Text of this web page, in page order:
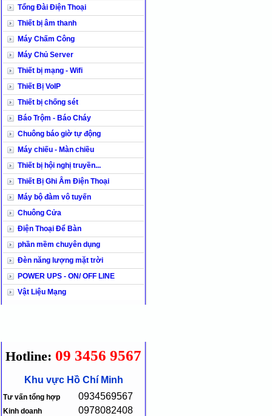
Tổng Đài Điện Thoại
Thiết bị âm thanh
Máy Chấm Công
Máy Chủ Server
Thiết bị mạng - Wifi
Thiết Bị VoIP
Thiết bị chống sét
Báo Trộm - Báo Cháy
Chuông báo giờ tự động
Máy chiếu - Màn chiều
Thiết bị hội nghị truyền...
Thiết Bị Ghi Âm Điện Thoại
Máy bộ đàm vô tuyến
Chuông Cửa
Điện Thoại Để Bàn
phần mềm chuyên dụng
Đèn năng lượng mặt trời
POWER UPS - ON/ OFF LINE
Vật Liệu Mạng
Hotline: 09 3456 9567
Khu vực Hồ Chí Minh
Tư vấn tổng hợp 0934569567
Kinh doanh 0978082408